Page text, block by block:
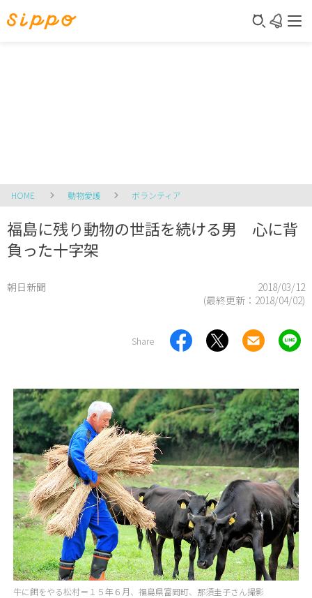
HOME 動物愛護 ボランティア
福島に残り動物の世話を続ける男 心に背
負った十字架
朝日新聞
2018/03/12
(最終更新： 2018/04/02)
Share
牛に餌をやる松村＝１５年６月、福島県富岡町、那須圭子さん撮影